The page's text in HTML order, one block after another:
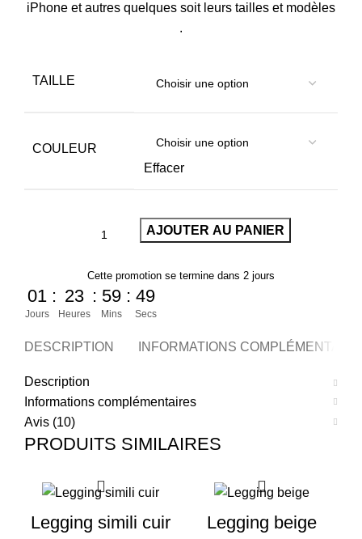
iPhone et autres quelques soit leurs tailles et modèles
.
TAILLE
COULEUR
Effacer
AJOUTER AU PANIER
Cette promotion se termine dans 2 jours
01
Jours
: 23
Heures
: 59
Mins
: 49
Secs
DESCRIPTION INFORMATIONS
Description
Informations complémentaires
Avis (10)
PRODUITS SIMILAIRES
Legging simili cuir Legging beige